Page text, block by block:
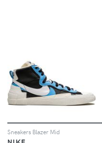
Sneakers Blazer Mid